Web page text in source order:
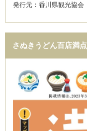
発行元：香川県観光協会
さぬきうどん百店満点